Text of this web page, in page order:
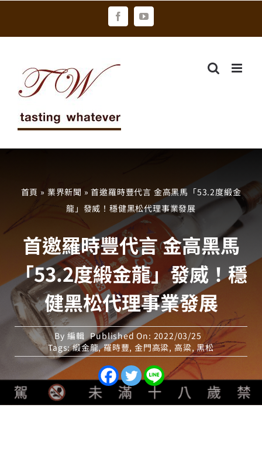
FacebookYouTube
首頁 » 業界新聞 »首邀羅時豐代言 金高黑馬「53.2度緞金
龍」發威！穩健黑松代理事業發展
首邀羅時豐代言 金高黑馬
「53.2度緞金龍」發威！穩
健黑松代理事業發展
By 編輯 Published On: 2022/03/25
Tags:緞金龍,羅時豐,金門高粱, 高粱,黑松